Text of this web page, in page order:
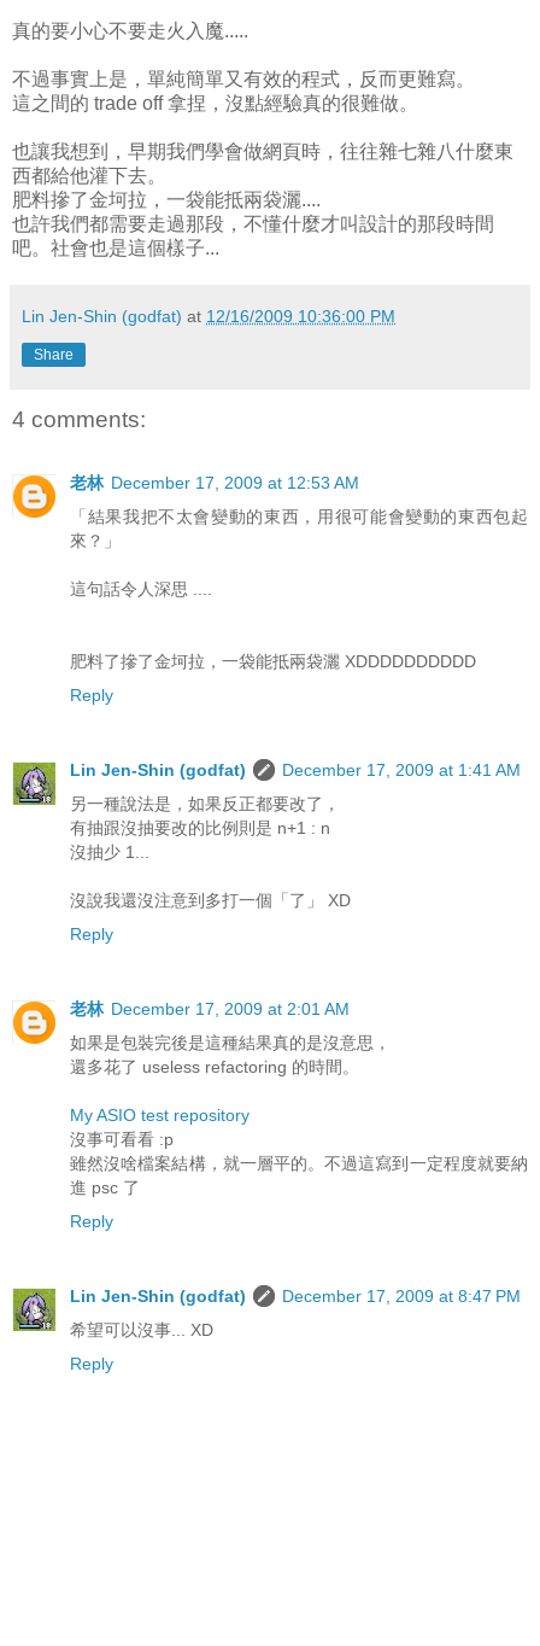
真的要小心不要走火入魔.....
不過事實上是，單純簡單又有效的程式，反而更難寫。
這之間的 trade off 拿捏，沒點經驗真的很難做。
也讓我想到，早期我們學會做網頁時，往往雜七雜八什麼東
西都給他灌下去。
肥料摻了金坷拉，一袋能抵兩袋灑....
也許我們都需要走過那段，不懂什麼才叫設計的那段時間
吧。社會也是這個樣子...
Lin Jen-Shin (godfat) at 12/16/2009 10:36:00 PM
Share
4 comments:
老林 December 17, 2009 at 12:53 AM
「結果我把不太會變動的東西，用很可能會變動的東西包起
來？」
這句話令人深思 ....
肥料了摻了金坷拉，一袋能抵兩袋灑 XDDDDDDDDDD
Reply
Lin Jen-Shin (godfat)
December 17, 2009 at 1:41 AM
另一種說法是，如果反正都要改了，
有抽跟沒抽要改的比例則是 n+1 : n
沒抽少 1...
沒說我還沒注意到多打一個「了」 XD
Reply
老林 December 17, 2009 at 2:01 AM
如果是包裝完後是這種結果真的是沒意思，
還多花了 useless refactoring 的時間。
My ASIO test repository
沒事可看看 :p
雖然沒啥檔案結構，就一層平的。不過這寫到一定程度就要納
進 psc 了
Reply
Lin Jen-Shin (godfat)
December 17, 2009 at 8:47 PM
希望可以沒事... XD
Reply